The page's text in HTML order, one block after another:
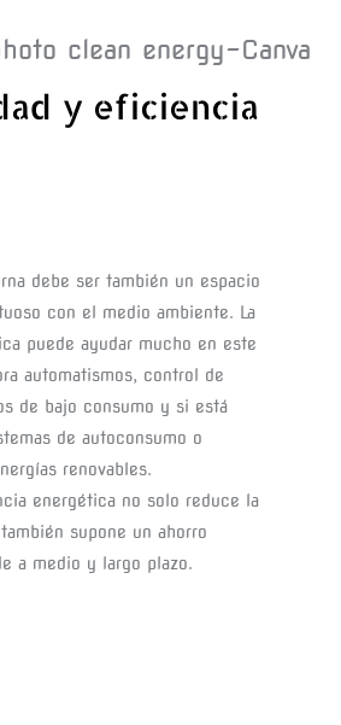
y eficiencia
debe ser también un espacio
con el medio ambiente. La
puede ayudar mucho en este
automatismos, control de
de bajo consumo y si está
de autoconsumo o
renovables.
energética no solo reduce la
supone un ahorro
a medio y largo plazo.